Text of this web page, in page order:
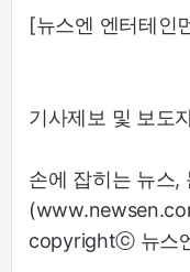
[뉴스엔 엔터테인
기사제보 및 보도
손에 잡히는 뉴스,
copyrightⓒ 뉴스